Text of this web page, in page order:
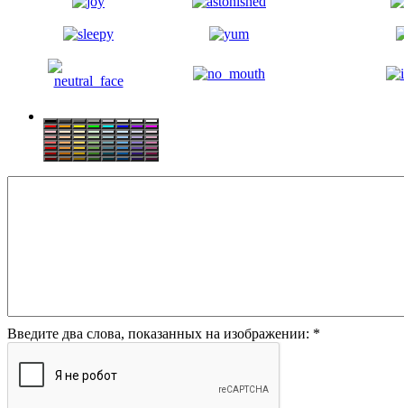
Введите два слова, показанных на изображении: *